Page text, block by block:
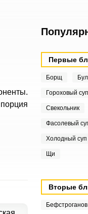
Первые
Борщ
Гороховый суп
Свекольник
Фасолевый
Холодный суп
Щи
Вторые
Бефстроганов